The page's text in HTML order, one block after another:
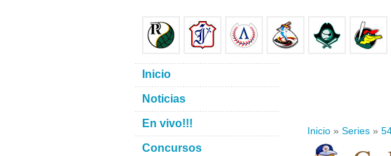
Inicio » Series »
Inicio
Noticias
En vivo!!!
Concursos